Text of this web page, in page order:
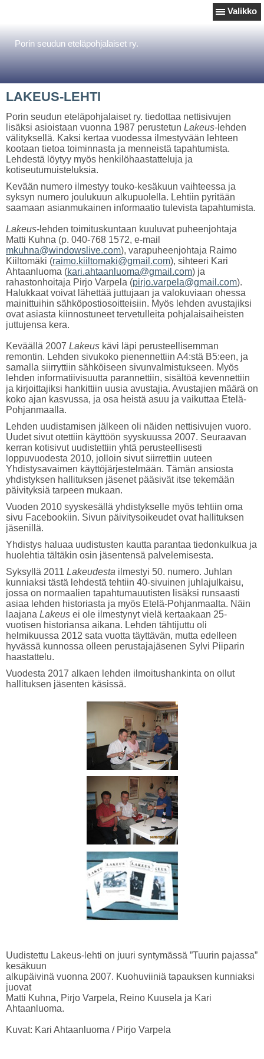
Valikko
Porin seudun eteläpohjalaiset ry.
LAKEUS-LEHTI
Porin seudun eteläpohjalaiset ry. tiedottaa nettisivujen
lisäksi asioistaan vuonna 1987 perustetun Lakeus-lehden
välityksellä. Kaksi kertaa vuodessa ilmestyvään lehteen
kootaan tietoa toiminnasta ja menneistä tapahtumista.
Lehdestä löytyy myös henkilöhaastatteluja ja
kotiseutumuisteluksia.
Kevään numero ilmestyy touko-kesäkuun vaihteessa ja
syksyn numero joulukuun alkupuolella. Lehtiin pyritään
saamaan asianmukainen informaatio tulevista tapahtumista.
Lakeus-lehden toimituskuntaan kuuluvat puheenjohtaja
Matti Kuhna (p. 040-768 1572, e-mail
mkuhna@windowslive.com), varapuheenjohtaja Raimo
Kiiltomäki (raimo.kiiltomaki@gmail.com), sihteeri Kari
Ahtaanluoma (kari.ahtaanluoma@gmail.com) ja
rahastonhoitaja Pirjo Varpela (pirjo.varpela@gmail.com).
Halukkaat voivat lähettää juttujaan ja valokuviaan ohessa
mainittuihin sähköpostiosoitteisiin. Myös lehden avustajiksi
ovat asiasta kiinnostuneet tervetulleita pohjalaisaiheisten
juttujensa kera.
Keväällä 2007 Lakeus kävi läpi perusteellisemman
remontin. Lehden sivukoko pienennettiin A4:stä B5:een, ja
samalla siirryttiin sähköiseen sivunvalmistukseen. Myös
lehden informatiivisuutta parannettiin, sisältöä kevennettiin
ja kirjoittajiksi hankittiin uusia avustajia. Avustajien määrä on
koko ajan kasvussa, ja osa heistä asuu ja vaikuttaa Etelä-
Pohjanmaalla.
Lehden uudistamisen jälkeen oli näiden nettisivujen vuoro.
Uudet sivut otettiin käyttöön syyskuussa 2007. Seuraavan
kerran kotisivut uudistettiin yhtä perusteellisesti
loppuvuodesta 2010, jolloin sivut siirrettiin uuteen
Yhdistysavaimen käyttöjärjestelmään. Tämän ansiosta
yhdistyksen hallituksen jäsenet pääsivät itse tekemään
päivityksiä tarpeen mukaan.
Vuoden 2010 syyskesällä yhdistykselle myös tehtiin oma
sivu Facebookiin. Sivun päivitysoikeudet ovat hallituksen
jäsenillä.
Yhdistys haluaa uudistusten kautta parantaa tiedonkulkua ja
huolehtia tältäkin osin jäsentensä palvelemisesta.
Syksyllä 2011 Lakeudesta ilmestyi 50. numero. Juhlan
kunniaksi tästä lehdestä tehtiin 40-sivuinen juhlajulkaisu,
jossa on normaalien tapahtumauutisten lisäksi runsaasti
asiaa lehden historiasta ja myös Etelä-Pohjanmaalta. Näin
laajana Lakeus ei ole ilmestynyt vielä kertaakaan 25-
vuotisen historiansa aikana. Lehden tähtijuttu oli
helmikuussa 2012 sata vuotta täyttävän, mutta edelleen
hyvässä kunnossa olleen perustajajäsenen Sylvi Piiparin
haastattelu.
Vuodesta 2017 alkaen lehden ilmoitushankinta on ollut
hallituksen jäsenten käsissä.
Uudistettu Lakeus-lehti on juuri syntymässä ”Tuurin pajassa”
kesäkuun
alkupäivinä vuonna 2007. Kuohuviiniä tapauksen kunniaksi
juovat
Matti Kuhna, Pirjo Varpela, Reino Kuusela ja Kari
Ahtaanluoma.
Kuvat: Kari Ahtaanluoma / Pirjo Varpela